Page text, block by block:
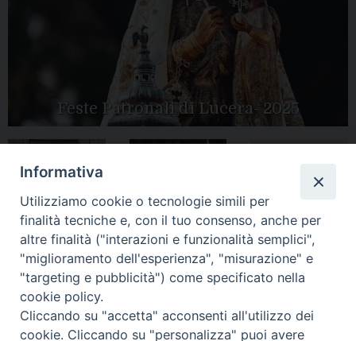
Feste Patronali di Lucera- 2025
Apertura Anno
Giubilare 2025
Peregrinatio
Mariae in Diocesi
Tutte le gallery
CONTATTI:
LUCERA: Piazza Duomo, 13 - 71036 Lucera (FG) − tel.
0881/520882 - e-mail: info@diocesiluceratroia.it
Segreteria del
Informativa
Utilizziamo cookie o tecnologie simili per
finalità tecniche e, con il tuo consenso, anche per
altre finalità ("interazioni e funzionalità semplici",
"miglioramento dell'esperienza", "misurazione" e
"targeting e pubblicità") come specificato nella
cookie policy.
Cliccando su "accetta" acconsenti all'utilizzo dei
cookie. Cliccando su "personalizza" puoi avere